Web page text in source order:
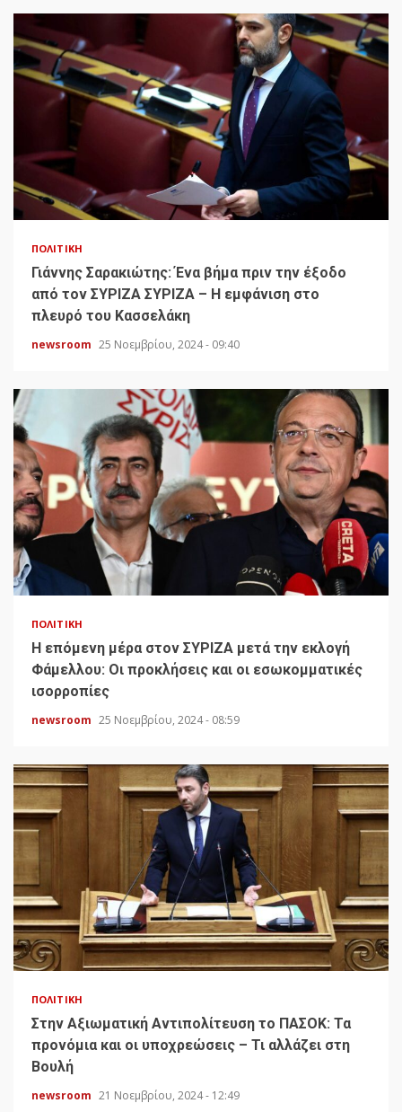
ΠΟΛΙΤΙΚΉ
Γιάννης Σαρακιώτης: Ένα βήμα πριν την έξοδο
από τον ΣΥΡΙΖΑ ΣΥΡΙΖΑ – Η εμφάνιση στο
πλευρό του Κασσελάκη
newsroom 25 Νοεμβρίου, 2024 - 09:40
ΠΟΛΙΤΙΚΉ
H επόμενη μέρα στον ΣΥΡΙΖΑ μετά την εκλογή
Φάμελλου: Οι προκλήσεις και οι εσωκομματικές
ισορροπίες
newsroom 25 Νοεμβρίου, 2024 - 08:59
ΠΟΛΙΤΙΚΉ
Στην Αξιωματική Αντιπολίτευση το ΠΑΣΟΚ: Τα
προνόμια και οι υποχρεώσεις – Τι αλλάζει στη
Βουλή
newsroom 21 Νοεμβρίου, 2024 - 12:49